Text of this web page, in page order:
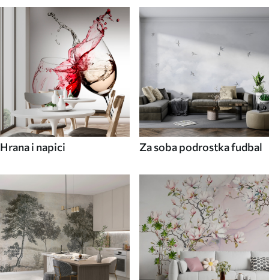
Hrana i napici Za soba podrostka fudbal